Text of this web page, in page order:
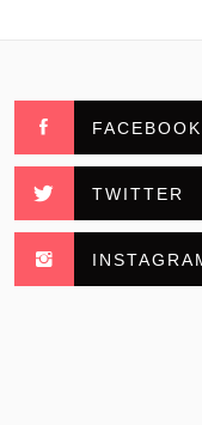
FACEBOOK
TWITTER